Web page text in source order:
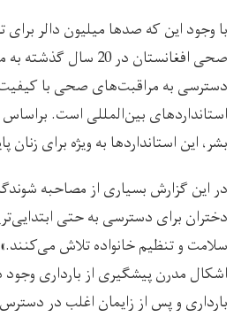
با وجود این که صدها میلیون دالر
صحی افغانستان در 20
دسترسی به مراقبت‌های صحی با کیفیت
استانداردهای بین‌المللی است.
بشر، این استانداردها به ویژه برای
در این گزارش بسیاری از مصاحبه
دختران برای دسترسی به حتی
سلامت و تنظیم خانواده تلاش می‌کنند.»
اشکال مدرن پیشگیری از بارداری
بارداری و پس از زایمان اغلب در